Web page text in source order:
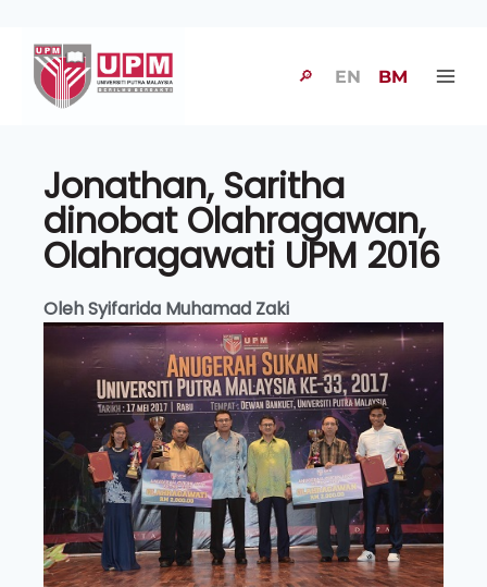
🔎 EN BM
Jonathan, Saritha
dinobat Olahragawan,
Olahragawati UPM 2016
Oleh Syifarida Muhamad Zaki